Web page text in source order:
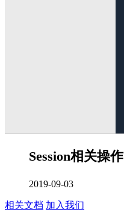
Session相关操作
2019-09-03
相关文档 加入我们